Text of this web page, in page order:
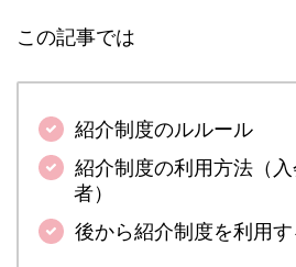
この記事では
紹介制度のルルール
紹介制度の利用方法（
者）
後から紹介制度を利用